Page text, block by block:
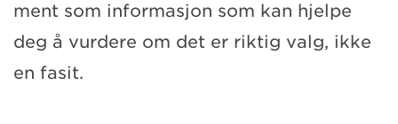
ment som informasjon som kan hjelpe
deg å vurdere om det er riktig valg, ikke
en fasit.